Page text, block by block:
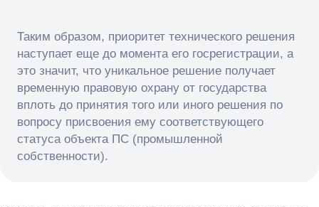
Таким образом, приоритет технического решения
наступает еще до момента его госрегистрации, а
это значит, что уникальное решение получает
временную правовую охрану от государства
вплоть до принятия того или иного решения по
вопросу присвоения ему соответствующего
статуса объекта ПС (промышленной
собственности).